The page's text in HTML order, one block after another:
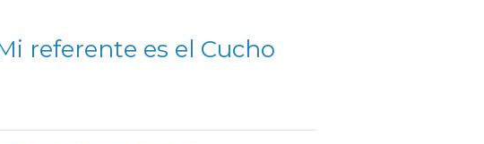
referente es el Cucho